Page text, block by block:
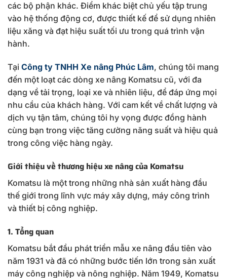
các bộ phận khác. Điểm khác biệt chủ yếu tập trung
vào hệ thống động cơ, được thiết kế để sử dụng nhiên
liệu xăng và đạt hiệu suất tối ưu trong quá trình vận
hành.
Tại Công ty TNHH Xe nâng Phúc Lâm, chúng tôi mang
đến một loạt các dòng xe nâng Komatsu cũ, với đa
dạng về tải trọng, loại xe và nhiên liệu, để đáp ứng mọi
nhu cầu của khách hàng. Với cam kết về chất lượng và
dịch vụ tận tâm, chúng tôi hy vọng được đồng hành
cùng bạn trong việc tăng cường năng suất và hiệu quả
trong công việc hàng ngày.
Giới thiệu về thương hiệu xe nâng của Komatsu
Komatsu là một trong những nhà sản xuất hàng đầu
thế giới trong lĩnh vực máy xây dựng, máy công trình
và thiết bị công nghiệp.
1. Tổng quan
Komatsu bắt đầu phát triển mẫu xe nâng đầu tiên vào
năm 1931 và đã có những bước tiến lớn trong sản xuất
máy công nghiệp và nông nghiệp. Năm 1949, Komatsu